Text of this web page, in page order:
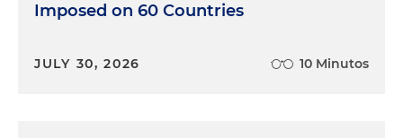
Imposed on 60 Countries
JULY 30, 2026 10 Minutos